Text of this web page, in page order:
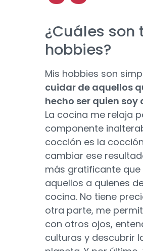
¿Cuáles son
hobbies?
Mis hobbies son
cuidar de aquellos
hecho ser quien
La cocina me relaja
componente
cocción es la
cambiar ese
más gratificante
aquellos a quienes
cocina. No tiene
otra parte, me
con otros ojos,
culturas y descubrir